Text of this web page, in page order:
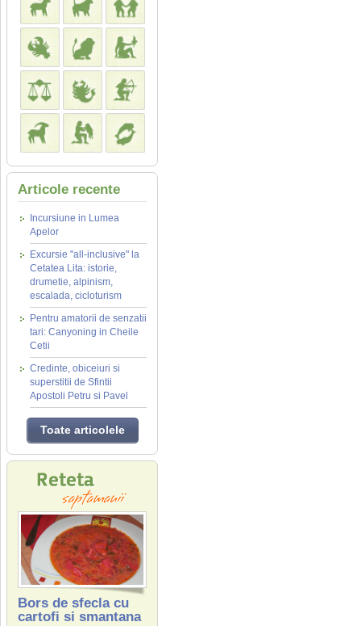
Articole recente
Incursiune in Lumea
Apelor
Excursie "all-inclusive" la
Cetatea Lita: istorie,
drumetie, alpinism,
escalada, cicloturism
Pentru amatorii de senzatii
tari: Canyoning in Cheile
Cetii
Credinte, obiceiuri si
superstitii de Sfintii
Apostoli Petru si Pavel
Toate articolele
Bors de sfecla cu
cartofi si smantana